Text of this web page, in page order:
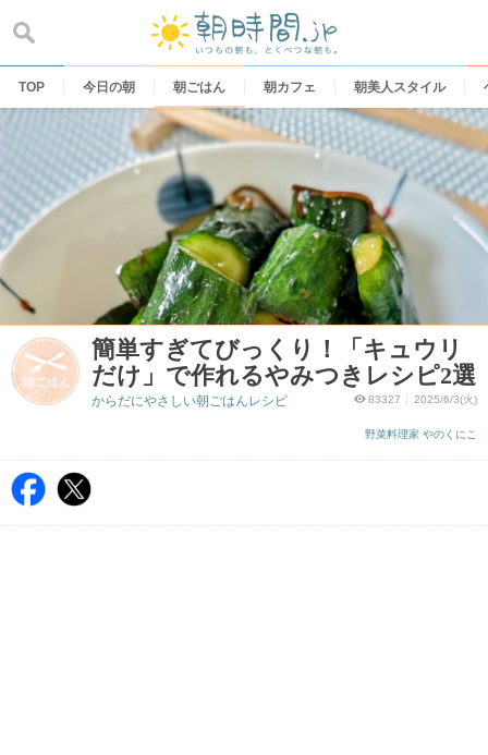
content
TOP 今日の朝 朝ごはん 朝カフェ 朝美人スタイル
簡単すぎてびっくり！「キュウリ
だけ」で作れるやみつきレシピ2選
83327 2025/6/3(火)
野菜料理家 やのくにこ
からだにやさしい朝ごはんレシピ